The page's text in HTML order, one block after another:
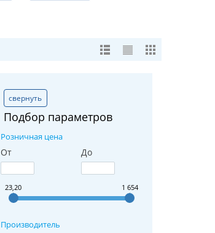
свернуть
Подбор параметров
Розничная цена
От До
23,20 1 654
Производитель